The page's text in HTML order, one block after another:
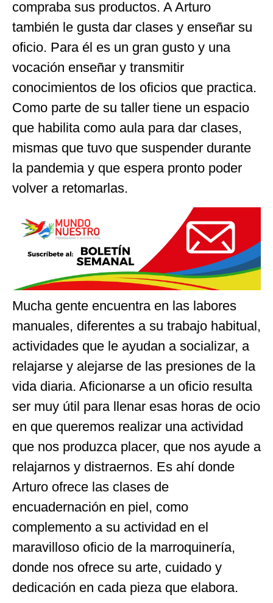
compraba sus productos. A Arturo
también le gusta dar clases y enseñar su
oficio. Para él es un gran gusto y una
vocación enseñar y transmitir
conocimientos de los oficios que practica.
Como parte de su taller tiene un espacio
que habilita como aula para dar clases,
mismas que tuvo que suspender durante
la pandemia y que espera pronto poder
volver a retomarlas.
Mucha gente encuentra en las labores
manuales, diferentes a su trabajo habitual,
actividades que le ayudan a socializar, a
relajarse y alejarse de las presiones de la
vida diaria. Aficionarse a un oficio resulta
ser muy útil para llenar esas horas de ocio
en que queremos realizar una actividad
que nos produzca placer, que nos ayude a
relajarnos y distraernos. Es ahí donde
Arturo ofrece las clases de
encuadernación en piel, como
complemento a su actividad en el
maravilloso oficio de la marroquinería,
donde nos ofrece su arte, cuidado y
dedicación en cada pieza que elabora.